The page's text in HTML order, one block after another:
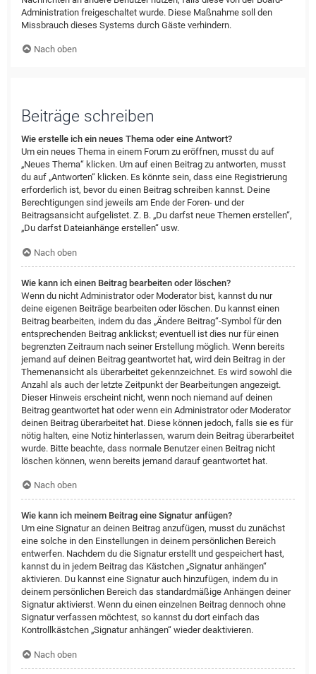
Administration freigeschaltet wurde. Diese Maßnahme soll den
Missbrauch dieses Systems durch Gäste verhindern.
Nach oben
Beiträge schreiben
Wie erstelle ich ein neues Thema oder eine Antwort?
Um ein neues Thema in einem Forum zu eröffnen, musst du auf
„Neues Thema“ klicken. Um auf einen Beitrag zu antworten, musst
du auf „Antworten“ klicken. Es könnte sein, dass eine Registrierung
erforderlich ist, bevor du einen Beitrag schreiben kannst. Deine
Berechtigungen sind jeweils am Ende der Foren- und der
Beitragsansicht aufgelistet. Z. B. „Du darfst neue Themen erstellen“,
„Du darfst Dateianhänge erstellen“ usw.
Nach oben
Wie kann ich einen Beitrag bearbeiten oder löschen?
Wenn du nicht Administrator oder Moderator bist, kannst du nur
deine eigenen Beiträge bearbeiten oder löschen. Du kannst einen
Beitrag bearbeiten, indem du das „Ändere Beitrag“-Symbol für den
entsprechenden Beitrag anklickst; eventuell ist dies nur für einen
begrenzten Zeitraum nach seiner Erstellung möglich. Wenn bereits
jemand auf deinen Beitrag geantwortet hat, wird dein Beitrag in der
Themenansicht als überarbeitet gekennzeichnet. Es wird sowohl die
Anzahl als auch der letzte Zeitpunkt der Bearbeitungen angezeigt.
Dieser Hinweis erscheint nicht, wenn noch niemand auf deinen
Beitrag geantwortet hat oder wenn ein Administrator oder Moderator
deinen Beitrag überarbeitet hat. Diese können jedoch, falls sie es für
nötig halten, eine Notiz hinterlassen, warum dein Beitrag überarbeitet
wurde. Bitte beachte, dass normale Benutzer einen Beitrag nicht
löschen können, wenn bereits jemand darauf geantwortet hat.
Nach oben
Wie kann ich meinem Beitrag eine Signatur anfügen?
Um eine Signatur an deinen Beitrag anzufügen, musst du zunächst
eine solche in den Einstellungen in deinem persönlichen Bereich
entwerfen. Nachdem du die Signatur erstellt und gespeichert hast,
kannst du in jedem Beitrag das Kästchen „Signatur anhängen“
aktivieren. Du kannst eine Signatur auch hinzufügen, indem du in
deinem persönlichen Bereich das standardmäßige Anhängen deiner
Signatur aktivierst. Wenn du einen einzelnen Beitrag dennoch ohne
Signatur verfassen möchtest, so kannst du dort einfach das
Kontrollkästchen „Signatur anhängen“ wieder deaktivieren.
Nach oben